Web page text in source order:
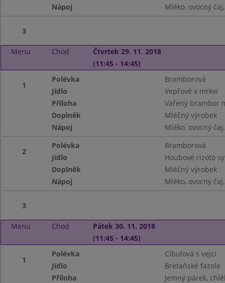
Nápoj
Mléko, ovocný
3
Menu Chod
Čtvrtek 29. 11. 2018
(11:45 - 14:45)
1
Polévka
Bramborová
Jídlo
Vepřové v mrkvi
Příloha
Vařený brambor
Doplněk
Mléčný výrobek
Nápoj
Mléko, ovocný
2
Polévka
Bramborová
Jídlo
Houbové rizoto
Doplněk
Mléčný výrobek
Nápoj
Mléko, ovocný
3
Menu Chod
Pátek 30. 11. 2018
(11:45 - 14:45)
1
Polévka
Cibulová s vejci
Jídlo
Bretaňské fazole
Příloha
Jemný párek,